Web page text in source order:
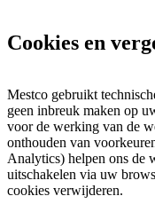
Cookies en
Mestco gebruikt
geen inbreuk maken op
voor de werking van de
onthouden van
Analytics) helpen ons de
uitschakelen via uw
cookies verwijderen.